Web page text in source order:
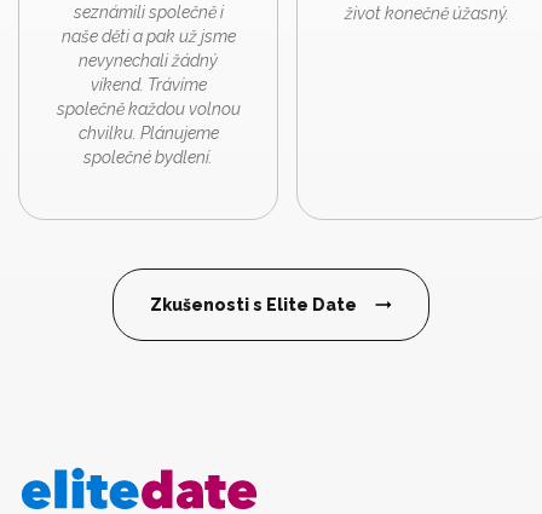
seznámili společně i
naše děti a pak už jsme
nevynechali žádný
víkend. Trávíme
společně každou volnou
chvilku. Plánujeme
společné bydlení.
život konečně úžasný.
Zkušenosti s Elite Date